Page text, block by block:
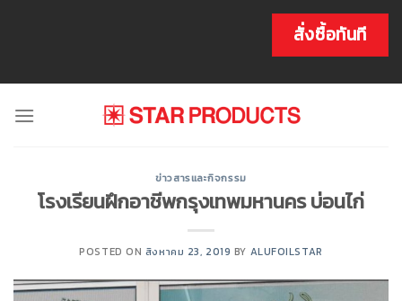
สั่งซื้อทันที
ข่าวสารและกิจกรรม
โรงเรียนฝึกอาชีพกรุงเทพมหานคร บ่อนไก่
POSTED ON สิงหาคม 23, 2019 BY ALUFOILSTAR